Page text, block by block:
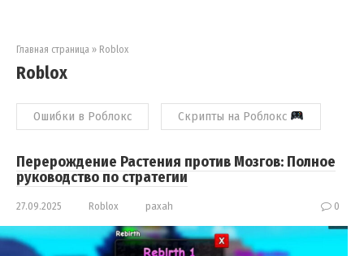
Главная страница » Roblox
Roblox
Ошибки в Роблокс Скрипты на Роблокс
Перерождение Растения против Мозгов: Полное
руководство по стратегии
27.09.2025 Roblox paxah 0